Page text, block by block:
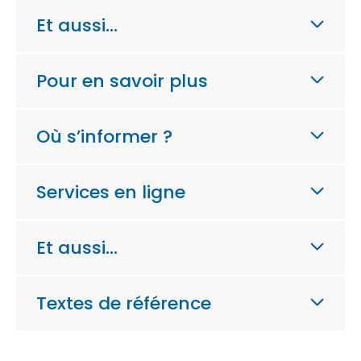
Et aussi…
Pour en savoir plus
Où s’informer ?
Services en ligne
Et aussi…
Textes de référence